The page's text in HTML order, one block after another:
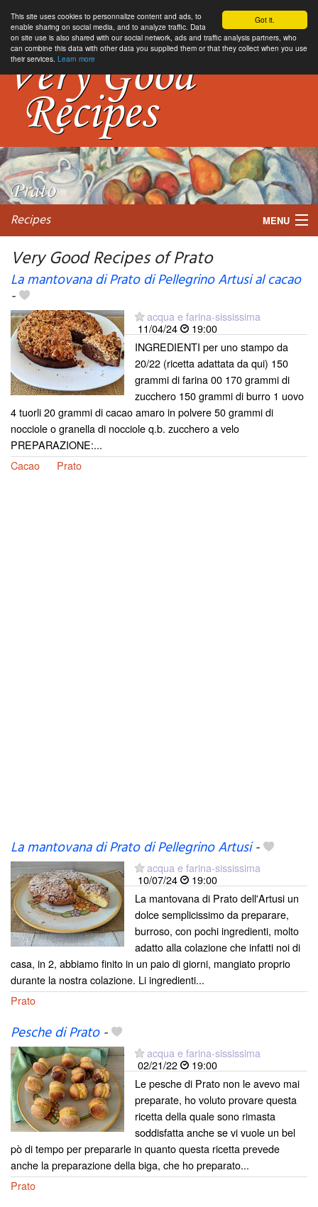
Got it.
This site uses cookies to personnalize content and ads, to
enable sharing on social media, and to analyze traffic. Data
on site use is also shared with our social network, ads and traffic analysis partners, who
can combine this data with other data you supplied them or that they collect when you use
their services. Learn more
Recipes MENU
My favorite blogs
Very Good Recipes of Prato
La mantovana di Prato di Pellegrino Artusi al cacao
-
acqua e farina-sississima
11/04/24
19:00
INGREDIENTI per uno stampo da
20/22 (ricetta adattata da qui) 150
grammi di farina 00 170 grammi di
zucchero 150 grammi di burro 1 uovo
4 tuorli 20 grammi di cacao amaro in polvere 50 grammi di
nocciole o granella di nocciole q.b. zucchero a velo
PREPARAZIONE:...
Cacao
Prato
La mantovana di Prato di Pellegrino Artusi-
acqua e farina-sississima
10/07/24
19:00
La mantovana di Prato dell'Artusi un
dolce semplicissimo da preparare,
burroso, con pochi ingredienti, molto
adatto alla colazione che infatti noi di
casa, in 2, abbiamo finito in un paio di giorni, mangiato proprio
durante la nostra colazione. Li ingredienti...
Prato
Pesche di Prato-
acqua e farina-sississima
02/21/22
19:00
Le pesche di Prato non le avevo mai
preparate, ho voluto provare questa
ricetta della quale sono rimasta
soddisfatta anche se vi vuole un bel
pò di tempo per prepararle in quanto questa ricetta prevede
anche la preparazione della biga, che ho preparato...
Prato